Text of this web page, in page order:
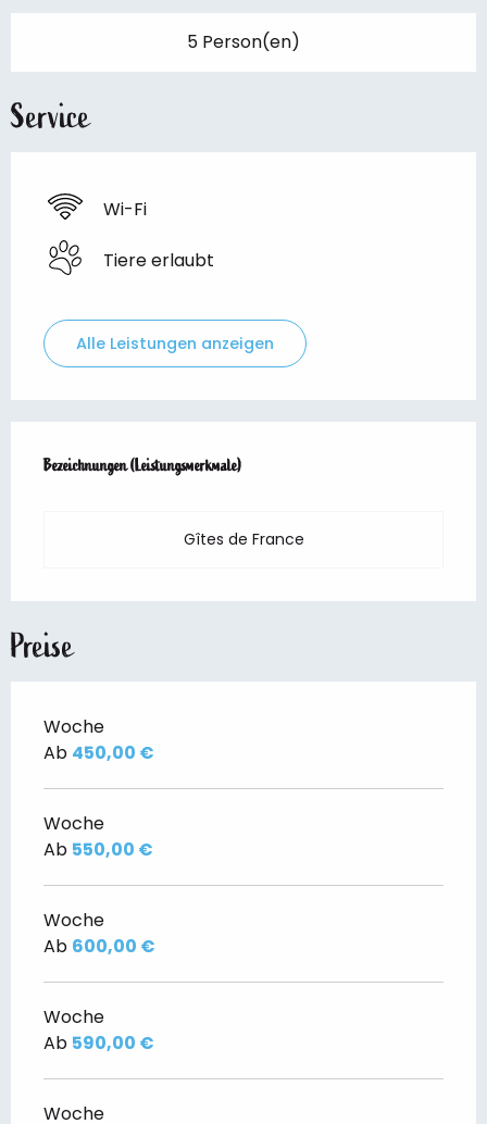
5 Person(en)
Service
Wi-Fi
Tiere erlaubt
Alle Leistungen anzeigen
Bezeichnungen (Leistungsmerkmale)
Bezeichnungen (Leistungsmerkmale)
Gîtes de France
Preise
Woche
Ab 450,00 €
Woche
Ab 550,00 €
Woche
Ab 600,00 €
Woche
Ab 590,00 €
Woche